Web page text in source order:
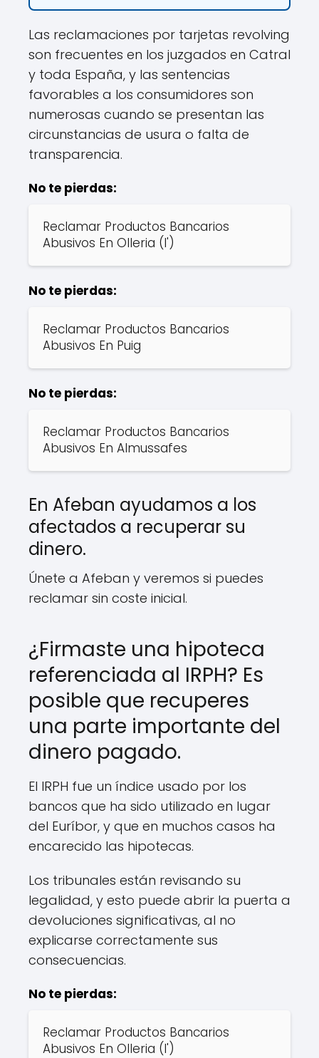
Las reclamaciones por tarjetas revolving
son frecuentes en los juzgados en Catral
y toda España, y las sentencias
favorables a los consumidores son
numerosas cuando se presentan las
circunstancias de usura o falta de
transparencia.
No te pierdas:
Reclamar Productos Bancarios
Abusivos En Olleria (l')
No te pierdas:
Reclamar Productos Bancarios
Abusivos En Puig
No te pierdas:
Reclamar Productos Bancarios
Abusivos En Almussafes
En Afeban ayudamos a los
afectados a recuperar su
dinero.
Únete a Afeban y veremos si puedes
reclamar sin coste inicial.
¿Firmaste una hipoteca
referenciada al IRPH? Es
posible que recuperes
una parte importante del
dinero pagado.
El IRPH fue un índice usado por los
bancos que ha sido utilizado en lugar
del Euríbor, y que en muchos casos ha
encarecido las hipotecas.
Los tribunales están revisando su
legalidad, y esto puede abrir la puerta a
devoluciones significativas, al no
explicarse correctamente sus
consecuencias.
No te pierdas:
Reclamar Productos Bancarios
Abusivos En Olleria (l')